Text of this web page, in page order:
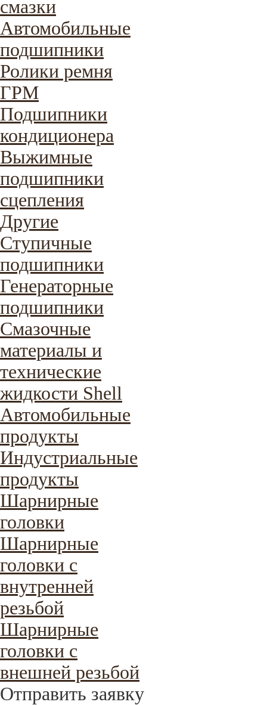
смазки
Автомобильные
подшипники
Ролики ремня
ГРМ
Подшипники
кондиционера
Выжимные
подшипники
сцепления
Другие
Ступичные
подшипники
Генераторные
подшипники
Смазочные
материалы и
технические
жидкости Shell
Автомобильные
продукты
Индустриальные
продукты
Шарнирные
головки
Шарнирные
головки с
внутренней
резьбой
Шарнирные
головки с
внешней резьбой
Отправить заявку